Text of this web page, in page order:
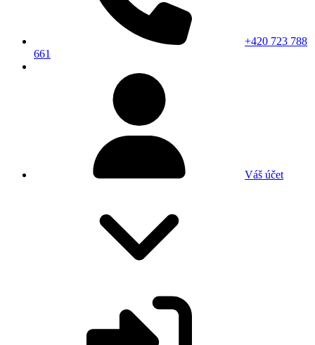
+420 723 788
661
Váš účet